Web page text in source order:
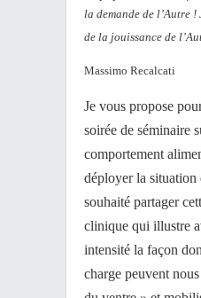
la demande de l’Autre
de la jouissance de
Massimo Recalcati
Je vous propose
soirée de séminaire
comportement
déployer la situation
souhaité partager
clinique qui illustre
intensité la façon
charge peuvent